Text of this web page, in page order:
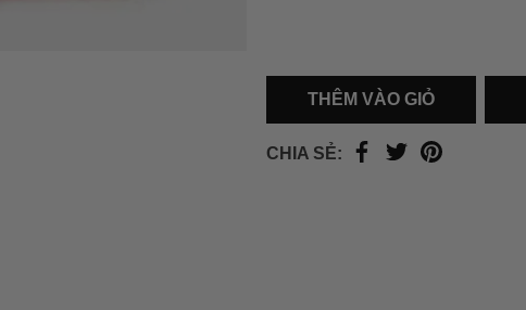
Hồ Chí Minh).
thành
Hồ Chí Minh, khách
trong ngày hoặc Đơn hàng
THÊM VÀO GIỎ
CHIA SẺ: